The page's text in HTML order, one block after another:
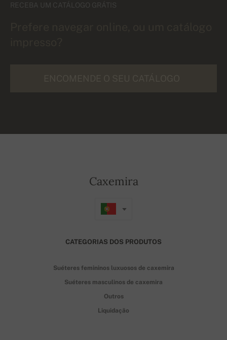
RECEBA UM CATÁLOGO GRÁTIS
Caxemira
CATEGORIAS DOS PRODUTOS
Suéteres femininos luxuosos de caxemira
Suéteres masculinos de caxemira
Outros
Liquidação